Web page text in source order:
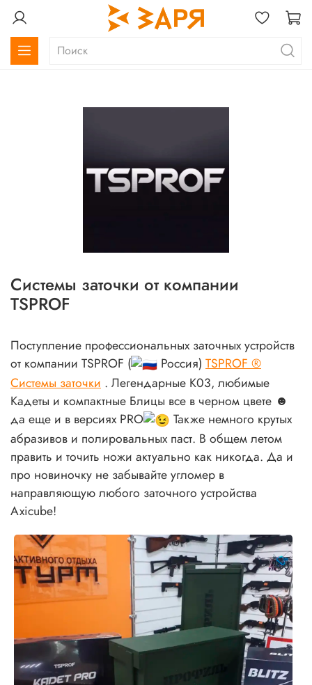
Системы заточки от компании
TSPROF
Поступление профессиональных заточных устройств
от компании TSPROF (
Россия) TSPROF ®
Системы заточки . Легендарные К03, любимые
Кадеты и компактные Блицы все в черном цвете ☻
да еще и в версиях PRO
Также немного крутых
абразивов и полировальных паст. В общем летом
править и точить ножи актуально как никогда. Да и
про новиночку не забывайте угломер в
направляющую любого заточного устройства
Axicube!